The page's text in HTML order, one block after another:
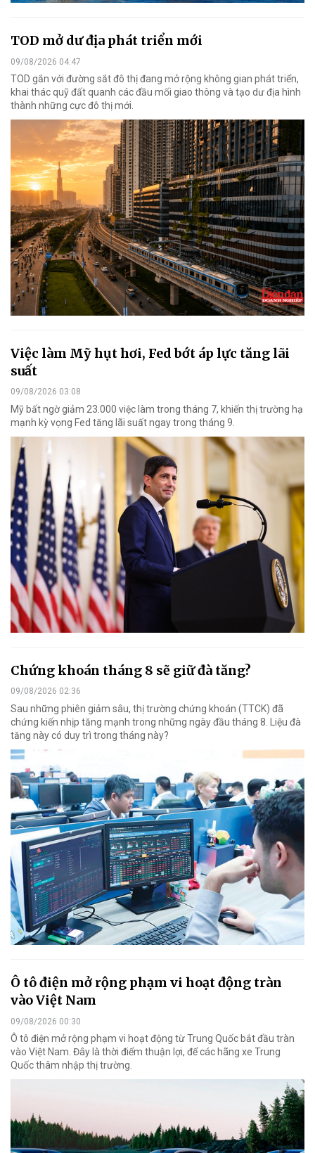
TOD mở dư địa phát triển mới
09/08/2026 04:47
TOD gắn với đường sắt đô thị đang mở rộng không gian phát triển,
khai thác quỹ đất quanh các đầu mối giao thông và tạo dư địa hình
thành những cực đô thị mới.
Việc làm Mỹ hụt hơi, Fed bớt áp lực tăng lãi
suất
09/08/2026 03:08
Mỹ bất ngờ giảm 23.000 việc làm trong tháng 7, khiến thị trường hạ
mạnh kỳ vọng Fed tăng lãi suất ngay trong tháng 9.
Chứng khoán tháng 8 sẽ giữ đà tăng?
09/08/2026 02:36
Sau những phiên giảm sâu, thị trường chứng khoán (TTCK) đã
chứng kiến nhịp tăng mạnh trong những ngày đầu tháng 8. Liệu đà
tăng này có duy trì trong tháng này?
Ô tô điện mở rộng phạm vi hoạt động tràn
vào Việt Nam
09/08/2026 00:30
Ô tô điện mở rộng phạm vi hoạt động từ Trung Quốc bắt đầu tràn
vào Việt Nam. Đây là thời điểm thuận lợi, để các hãng xe Trung
Quốc thâm nhập thị trường.